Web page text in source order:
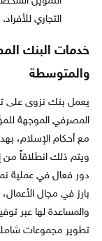
التجاري للأفراد.
خدمات البنك
والمتوسطة
يعمل بنك نزوى على
المصرفي الموجهة
مع أحكام الإسلام،
ويتم ذلك انطلاقاً
دور فعال في عملية
بارز في مجال
والمساعدة لها عبر
تطوير مجموعات